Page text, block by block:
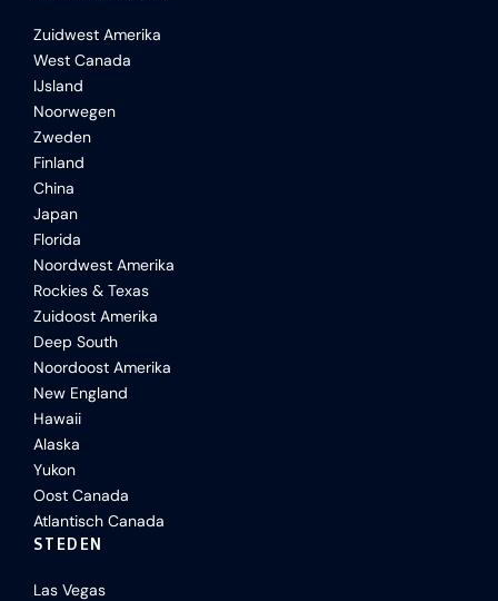
Zuidwest Amerika
West Canada
IJsland
Noorwegen
Zweden
Finland
China
Japan
Florida
Noordwest Amerika
Rockies & Texas
Zuidoost Amerika
Deep South
Noordoost Amerika
New England
Hawaii
Alaska
Yukon
Oost Canada
Atlantisch Canada
STEDEN
Las Vegas